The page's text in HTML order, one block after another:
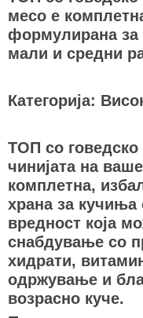
месо е
формулирана за
мали и средни
Категорија:
ТОП со говедско
чинијата на
комплетна,
храна за кучиња
вредност која
снабдување со
хидрати,
одржување и
возрасно куче.